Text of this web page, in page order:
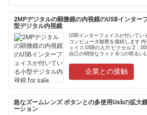
2MPデジタルの顕微鏡の内視鏡のUSBインター
型デジタル内視鏡
USBインターフェイスが付いて
コンピュータ観察を接続します
ェイス:USBの入力 ピクセル:2，
自己の明快なライト:6つの明るい
企業との接触
急なズームレンズ ボタンとの多使用Usbの拡大
ーション